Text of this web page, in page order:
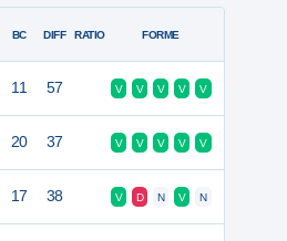
BC DIFF RATIO FORME
11 57 V V V V V
20 37 V V V V V
17 38 V D N V N